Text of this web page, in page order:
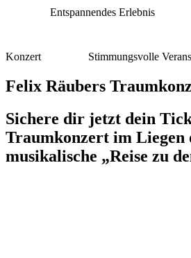
Entspannendes Erlebnis
Konzert Stimmungsvolle
Felix Räubers
Sichere dir jetzt dein
Traumkonzert im Liegen
musikalische „Reise zu